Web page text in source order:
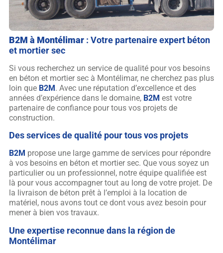
B2M à Montélimar: Votre partenaire expert béton
et mortier sec
Si vous recherchez un service de qualité pour vos besoins
en béton et mortier sec à Montélimar, ne cherchez pas plus
loin que B2M. Avec une réputation d’excellence et des
années d’expérience dans le domaine, B2M est votre
partenaire de confiance pour tous vos projets de
construction.
Des services de qualité pour tous vos projets
B2M propose une large gamme de services pour répondre
à vos besoins en béton et mortier sec. Que vous soyez un
particulier ou un professionnel, notre équipe qualifiée est
là pour vous accompagner tout au long de votre projet. De
la livraison de béton prêt à l’emploi à la location de
matériel, nous avons tout ce dont vous avez besoin pour
mener à bien vos travaux.
Une expertise reconnue dans la région de
Montélimar